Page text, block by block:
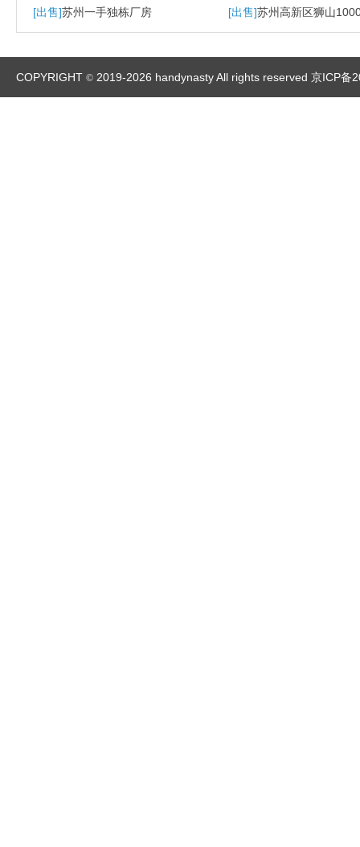
[出售]苏州一手独栋厂房 [出售]苏州高新区狮山
大平层户型适合研发办公
产
COPYRIGHT © 2019-2026 handynasty All rights reserved 京ICP备